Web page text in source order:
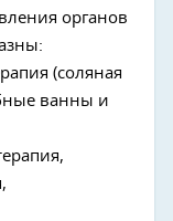
органов
(соляная
ванны и